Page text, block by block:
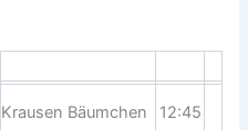
Krausen Bäumchen 12:45